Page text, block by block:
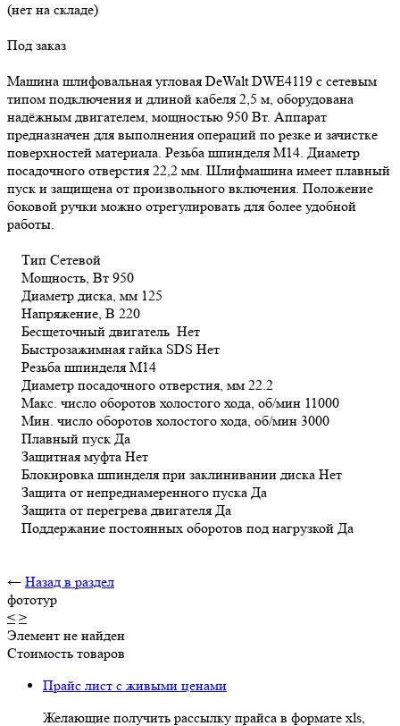
(нет на складе)
Под заказ
Машина шлифовальная угловая DeWalt DWE4119 с сетевым
типом подключения и длиной кабеля 2,5 м, оборудована
надёжным двигателем, мощностью 950 Вт. Аппарат
предназначен для выполнения операций по резке и зачистке
поверхностей материала. Резьба шпинделя М14. Диаметр
посадочного отверстия 22,2 мм. Шлифмашина имеет плавный
пуск и защищена от произвольного включения. Положение
боковой ручки можно отрегулировать для более удобной
работы.
Тип Сетевой
Мощность, Вт 950
Диаметр диска, мм 125
Напряжение, В 220
Бесщеточный двигатель Нет
Быстрозажимная гайка SDS Нет
Резьба шпинделя М14
Диаметр посадочного отверстия, мм 22.2
Макс. число оборотов холостого хода, об/мин 11000
Мин. число оборотов холостого хода, об/мин 3000
Плавный пуск Да
Защитная муфта Нет
Блокировка шпинделя при заклинивании диска Нет
Защита от непреднамеренного пуска Да
Защита от перегрева двигателя Да
Поддержание постоянных оборотов под нагрузкой Да
← Назад в раздел
фототур
< >
Элемент не найден
Стоимость товаров
Прайс лист с живыми ценами
Желающие получить рассылку прайса в формате xls,